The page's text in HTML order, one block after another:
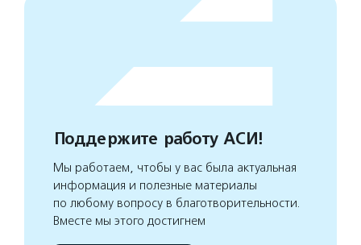
Поддержите работу АСИ!
Мы работаем, чтобы у вас была актуальная
информация и полезные материалы
по любому вопросу в благотворительности.
Вместе мы этого достигнем